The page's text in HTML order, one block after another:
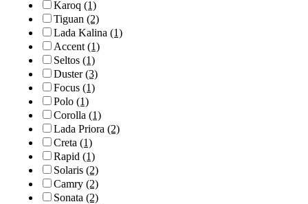
Karoq (1)
Tiguan (2)
Lada Kalina (1)
Accent (1)
Seltos (1)
Duster(3)
Focus (1)
Polo (1)
Corolla (1)
Lada Priora (2)
Creta (1)
Rapid (1)
Solaris (2)
Camry (2)
Sonata (2)